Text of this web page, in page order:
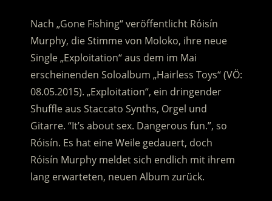
Nach „Gone Fishing“ veröffentlicht Róisín
Murphy, die Stimme von Moloko, ihre neue
Single „Exploitation“ aus dem im Mai
erscheinenden Soloalbum „Hairless Toys“ (VÖ:
08.05.2015). „Exploitation“, ein dringender
Shuffle aus Staccato Synths, Orgel und
Gitarre. “It’s about sex. Dangerous fun.”, so
Róisín. Es hat eine Weile gedauert, doch
Róisín Murphy meldet sich endlich mit ihrem
lang erwarteten, neuen Album zurück.